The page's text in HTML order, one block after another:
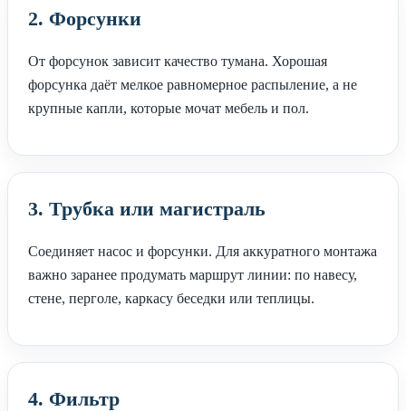
2. Форсунки
От форсунок зависит качество тумана. Хорошая
форсунка даёт мелкое равномерное распыление, а не
крупные капли, которые мочат мебель и пол.
3. Трубка или магистраль
Соединяет насос и форсунки. Для аккуратного монтажа
важно заранее продумать маршрут линии: по навесу,
стене, перголе, каркасу беседки или теплицы.
4. Фильтр